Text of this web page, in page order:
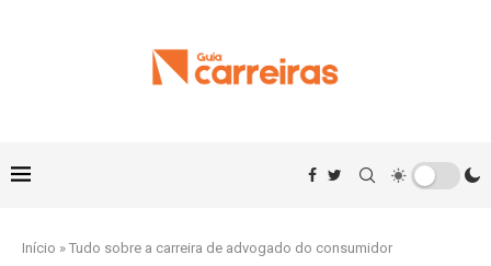
Início » Tudo sobre a carreira de advogado do consumidor